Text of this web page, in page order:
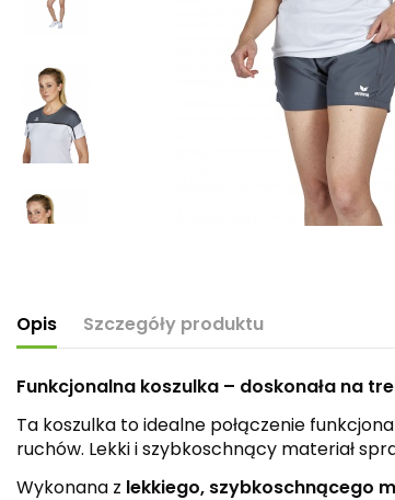
Opis Szczegóły produktu
Funkcjonalna koszulka – doskonała na
Ta koszulka to idealne połączenie
ruchów. Lekki i szybkoschnący materiał
Wykonana z lekkiego, szybkoschnącego